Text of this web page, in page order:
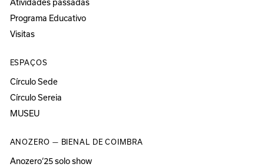
Atividades passadas
Programa Educativo
Visitas
ESPAÇOS
Círculo Sede
Círculo Sereia
MUSEU
ANOZERO — BIENAL DE COIMBRA
Anozero‘25 solo show